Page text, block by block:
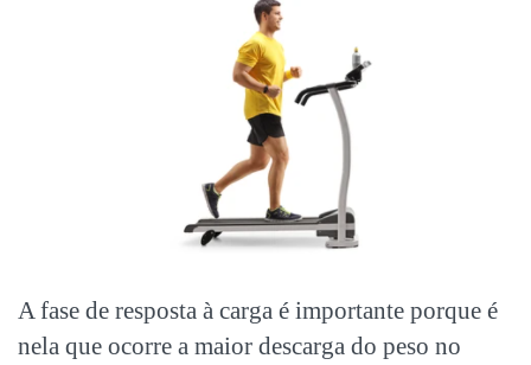
A fase de resposta à carga é importante porque é
nela que ocorre a maior descarga do peso no